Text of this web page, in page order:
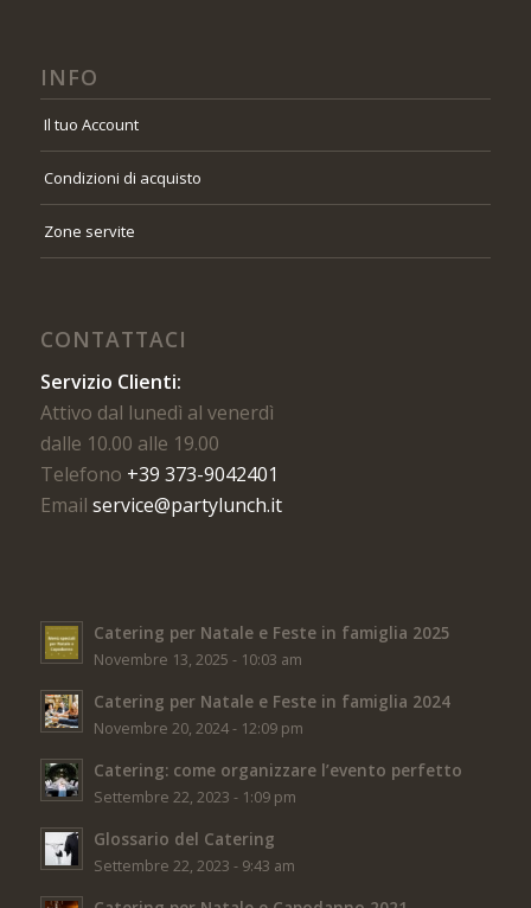
INFO
Il tuo Account
Condizioni di acquisto
Zone servite
CONTATTACI
Servizio Clienti:
Attivo dal lunedì al venerdì
dalle 10.00 alle 19.00
Telefono +39 373-9042401
Email service@partylunch.it
Catering per Natale e Feste in famiglia 2025
Novembre 13, 2025 - 10:03 am
Catering per Natale e Feste in famiglia 2024
Novembre 20, 2024 - 12:09 pm
Catering: come organizzare l’evento perfetto
Settembre 22, 2023 - 1:09 pm
Glossario del Catering
Settembre 22, 2023 - 9:43 am